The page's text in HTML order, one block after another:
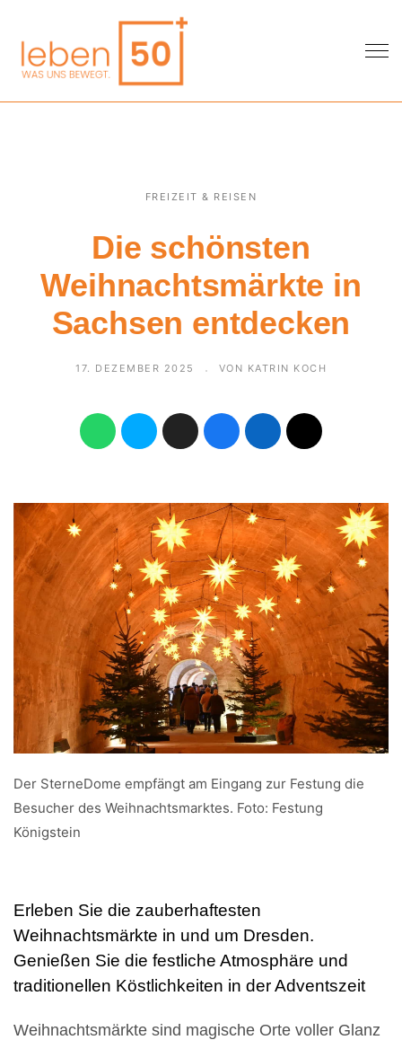
FREIZEIT & REISEN
Die schönsten
Weihnachtsmärkte in
Sachsen entdecken
17. DEZEMBER 2025 VON KATRIN KOCH
Der SterneDome empfängt am Eingang zur Festung die
Besucher des Weihnachtsmarktes. Foto: Festung
Königstein
Erleben Sie die zauberhaftesten
Weihnachtsmärkte in und um Dresden.
Genießen Sie die festliche Atmosphäre und
traditionellen Köstlichkeiten in der Adventszeit
Weihnachtsmärkte sind magische Orte voller Glanz